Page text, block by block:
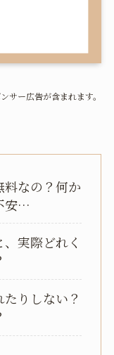
サー広告が含まれます。
料なの？何か
安…
実際どれく
りしない？